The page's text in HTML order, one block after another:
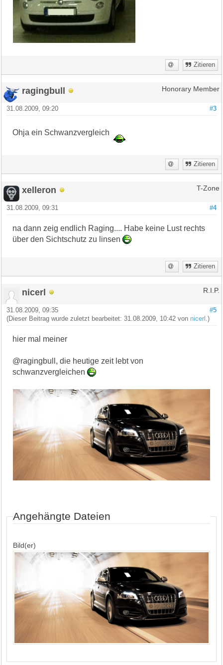
Zitieren
ragingbull Honorary Member
#3
31.08.2009, 09:20
Ohja ein Schwanzvergleich
Zitieren
xelleron T-Zone
#4
31.08.2009, 09:31
na dann zeig endlich Raging.... Habe keine Lust rechts
über den Sichtschutz zu linsen
Zitieren
nicerl R.I.P.
#5
31.08.2009, 09:35
(Dieser Beitrag wurde zuletzt bearbeitet: 31.08.2009, 10:42 von nicerl .)
hier mal meiner
@ragingbull, die heutige zeit lebt von
schwanzvergleichen
Angehängte Dateien
Bild(er)